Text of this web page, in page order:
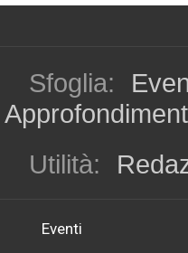
Sfoglia:
Utilità:
Eventi